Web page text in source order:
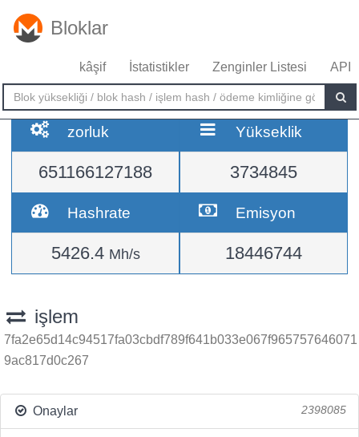
Bloklar
kâşif İstatistikler Zenginler Listesi API
zorluk
651166127188
Yükseklik
3734845
Hashrate
5426.4 Mh/s
Emisyon
18446744
işlem
7fa2e65d14c94517fa03cbdf789f641b033e067f965757646071
9ac817d0c267
Onaylar 2398085